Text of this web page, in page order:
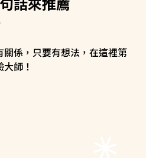
係，只要有想法，在這裡第
師！